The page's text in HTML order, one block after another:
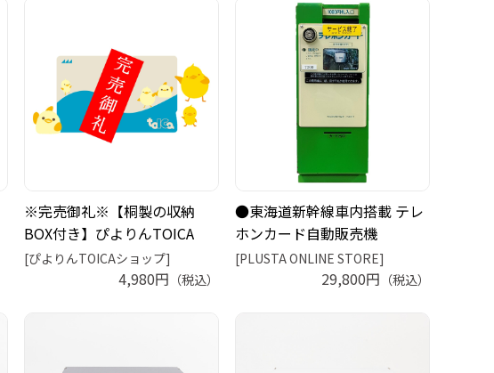
※完売御礼※【桐製の収納
BOX付き】ぴよりんTOICA
[ぴよりんTOICAショップ]
4,980円 （税込）
●東海道新幹線車内搭載 テレ
ホンカード自動販売機
[PLUSTA ONLINE STORE]
29,800円 （税込）